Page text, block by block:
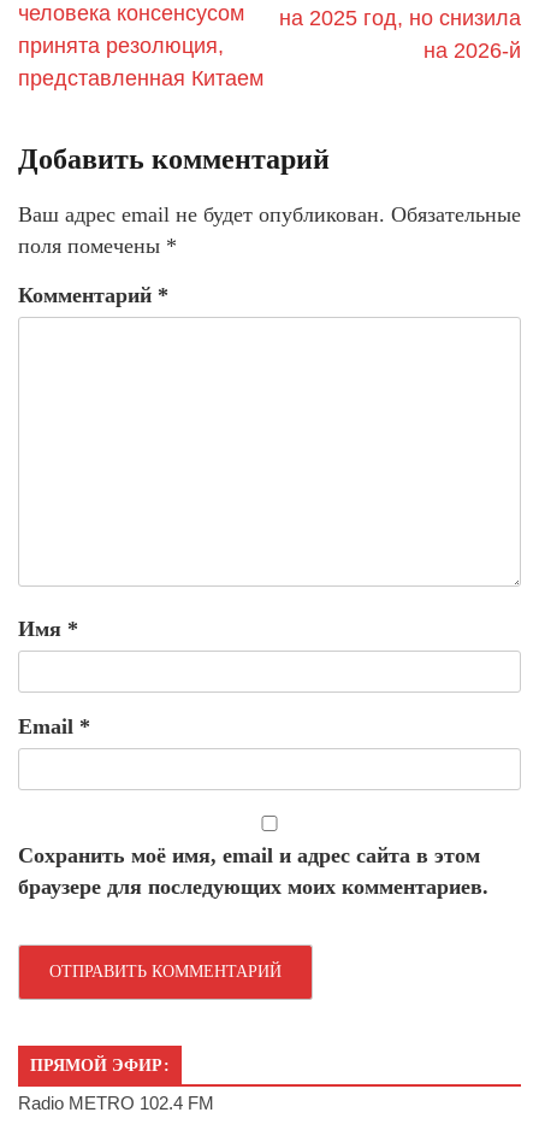
человека консенсусом
принята резолюция,
представленная Китаем
на 2025 год, но снизила
на 2026-й
Добавить комментарий
Ваш адрес email не будет опубликован. Обязательные
поля помечены *
Комментарий *
Имя *
Email *
Сохранить моё имя, email и адрес сайта в этом
браузере для последующих моих комментариев.
ПРЯМОЙ ЭФИР:
Radio METRO 102.4 FM